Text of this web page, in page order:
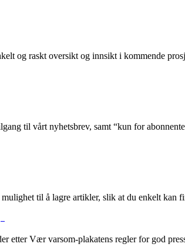
og raskt oversikt og innsikt i kommende
til vårt nyhetsbrev, samt “kun for
til å lagre artikler, slik at du enkelt kan
etter Vær varsom-plakatens regler for god